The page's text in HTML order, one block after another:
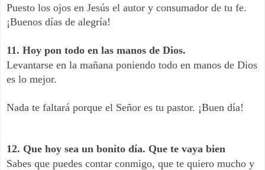
Puesto los ojos en Jesús el autor y consumador de tu fe.
¡Buenos días de alegría!
11. Hoy pon todo en las manos de Dios.
Levantarse en la mañana poniendo todo en manos de Dios
es lo mejor.
Nada te faltará porque el Señor es tu pastor. ¡Buen día!
12. Que hoy sea un bonito día. Que te vaya bien
Sabes que puedes contar conmigo, que te quiero mucho y